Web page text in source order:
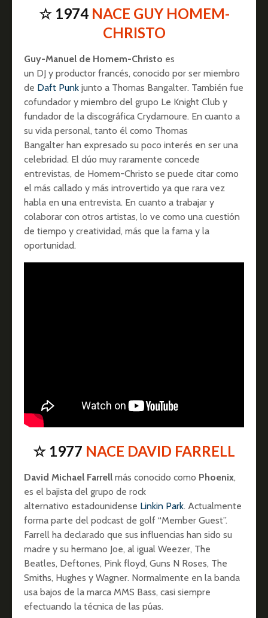
☆ 1974 NACE GUY HOMEM-
CHRISTO
Guy-Manuel de Homem-Christo es
un DJ y productor francés, conocido por ser miembro
de Daft Punk junto a Thomas Bangalter. También fue
cofundador y miembro del grupo Le Knight Club y
fundador de la discográfica Crydamoure. En cuanto a
su vida personal, tanto él como Thomas
Bangalter han expresado su poco interés en ser una
celebridad. El dúo muy raramente concede
entrevistas, de Homem-Christo se puede citar como
el más callado y más introvertido ya que rara vez
habla en una entrevista. En cuanto a trabajar y
colaborar con otros artistas, lo ve como una cuestión
de tiempo y creatividad, más que la fama y la
oportunidad.
☆ 1977 NACE DAVID FARRELL
David Michael Farrell más conocido como Phoenix,
es el bajista del grupo de rock
alternativo estadounidense Linkin Park. Actualmente
forma parte del podcast de golf “Member Guest”.
Farrell ha declarado que sus influencias han sido su
madre y su hermano Joe, al igual Weezer, The
Beatles, Deftones, Pink floyd, Guns N Roses, The
Smiths, Hughes y Wagner. Normalmente en la banda
usa bajos de la marca MMS Bass, casi siempre
efectuando la técnica de las púas.